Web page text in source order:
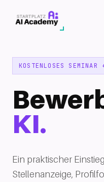
KOSTENLOSES SEMINAR
KI.
Ein praktischer
Stellenanzeige,